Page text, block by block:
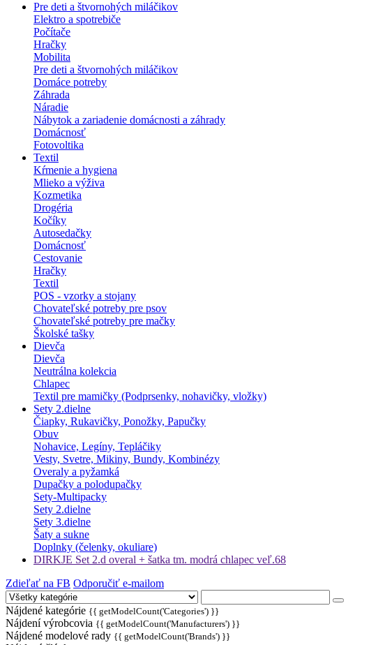
Pre deti a štvornohých miláčikov
Elektro a spotrebiče
Počítače
Hračky
Mobilita
Pre deti a štvornohých miláčikov
Domáce potreby
Záhrada
Náradie
Nábytok a zariadenie domácnosti a záhrady
Domácnosť
Fotovoltika
Textil
Kŕmenie a hygiena
Mlieko a výživa
Kozmetika
Drogéria
Kočíky
Autosedačky
Domácnosť
Cestovanie
Hračky
Textil
POS - vzorky a stojany
Chovateľské potreby pre psov
Chovateľské potreby pre mačky
Školské tašky
Dievča
Dievča
Neutrálna kolekcia
Chlapec
Textil pre mamičky (Podprsenky, nohavičky, vložky)
Sety 2.dielne
Čiapky, Rukavičky, Ponožky, Papučky
Obuv
Nohavice, Legíny, Tepláčiky
Vesty, Svetre, Mikiny, Bundy, Kombinézy
Overaly a pyžamká
Dupačky a polodupačky
Sety-Multipacky
Sety 2.dielne
Sety 3.dielne
Šaty a sukne
Doplnky (čelenky, okuliare)
DIRKJE Set 2.d overal + šatka tm. modrá chlapec veľ.68
Zdieľať na FB Odporučiť e-mailom
Nájdené kategórie {{ getModelCount('Categories') }}
Nájdení výrobcovia {{ getModelCount('Manufacturers') }}
Nájdené modelové rady {{ getModelCount('Brands') }}